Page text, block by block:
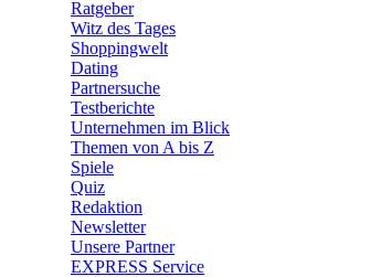
Ratgeber
Witz des Tages
Shoppingwelt
Dating
Partnersuche
Testberichte
Unternehmen im Blick
Themen von A bis Z
Spiele
Quiz
Redaktion
Newsletter
Unsere Partner
EXPRESS Service